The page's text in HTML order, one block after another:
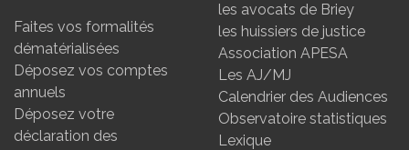
Faites vos formalités
dématérialisées
Déposez vos comptes
annuels
Déposez votre
déclaration des
les avocats de Briey
les huissiers de justice
Association APESA
Les AJ/MJ
Calendrier des Audiences
Observatoire statistiques
Lexique